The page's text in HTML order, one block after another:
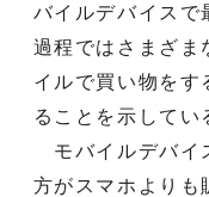
バイルデバイスで
過程ではさまざま
イルで買い物をす
ることを示してい
モバイルデバイ
方がスマホよりも